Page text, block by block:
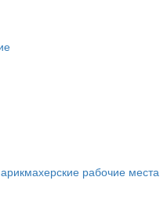
рабочие места